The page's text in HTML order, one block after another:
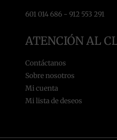
601 014 686 - 912 553 291
ATENCIÓN AL
Contáctanos
Sobre nosotros
Mi cuenta
Mi lista de deseos